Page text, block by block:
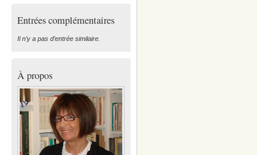
Entrées complémentaires
Il n’y a pas d’entrée similaire.
À propos